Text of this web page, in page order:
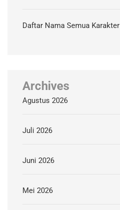
Daftar Nama Semua
Archives
Agustus 2026
Juli 2026
Juni 2026
Mei 2026